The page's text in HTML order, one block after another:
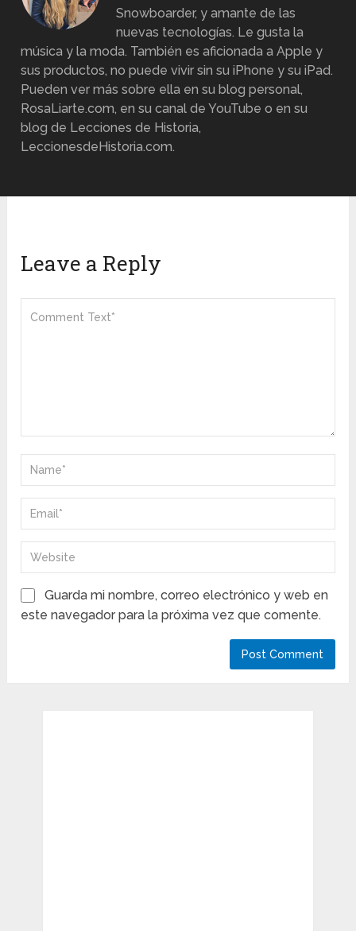
Snowboarder, y amante de las
nuevas tecnologías. Le gusta la
música y la moda. También es aficionada a Apple y
sus productos, no puede vivir sin su iPhone y su iPad.
Pueden ver más sobre ella en su blog personal,
RosaLiarte.com, en su canal de YouTube o en su
blog de Lecciones de Historia,
LeccionesdeHistoria.com.
Leave a Reply
Guarda mi nombre, correo electrónico y web en
este navegador para la próxima vez que comente.